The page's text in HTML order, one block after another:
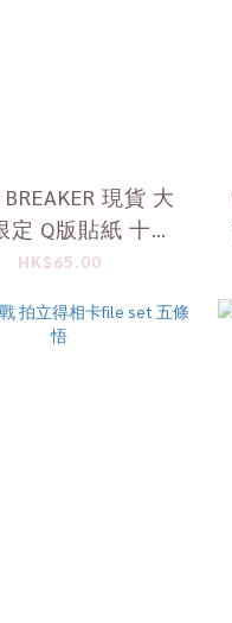
現貨 大
定 Q版貼紙 十龜
条
HK$65.00